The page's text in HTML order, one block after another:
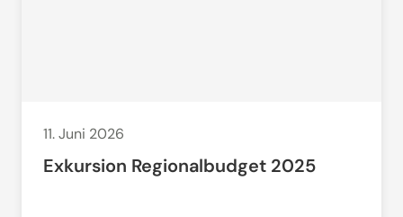
11. Juni 2026
Exkursion Regionalbudget 2025